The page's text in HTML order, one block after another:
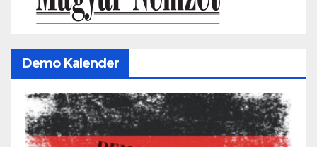
Demo Kalender